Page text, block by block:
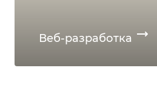
Веб-разработка